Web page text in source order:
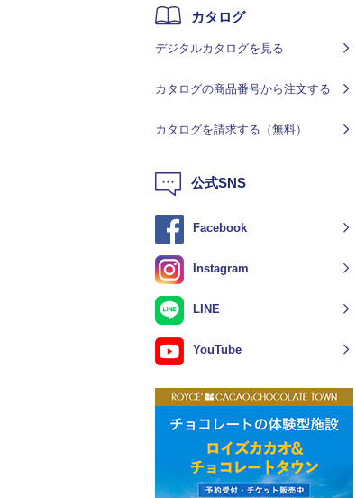
カタログ
デジタルカタログを見る
カタログの商品番号から注文する
カタログを請求する（無料）
公式SNS
Facebook
Instagram
LINE
YouTube